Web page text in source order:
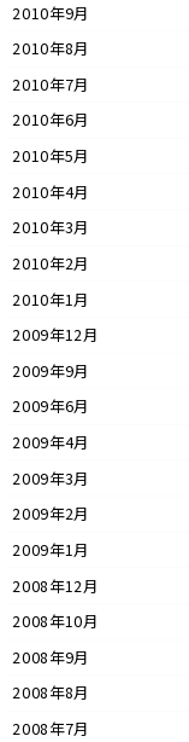
2010年9月
2010年8月
2010年7月
2010年6月
2010年5月
2010年4月
2010年3月
2010年2月
2010年1月
2009年12月
2009年9月
2009年6月
2009年4月
2009年3月
2009年2月
2009年1月
2008年12月
2008年10月
2008年9月
2008年8月
2008年7月